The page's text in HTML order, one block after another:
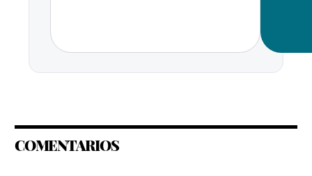
COMENTARIOS